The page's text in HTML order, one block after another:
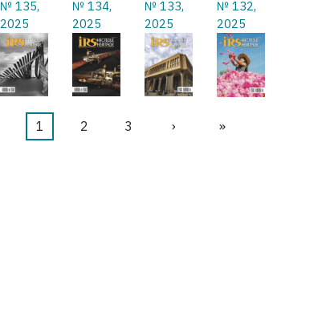
№ 135,
2025
№ 134,
2025
№ 133,
2025
№ 132,
2025
Нумерация
Текущая
1 Страница
2 Страница
3
Следующая
›
Последняя
»